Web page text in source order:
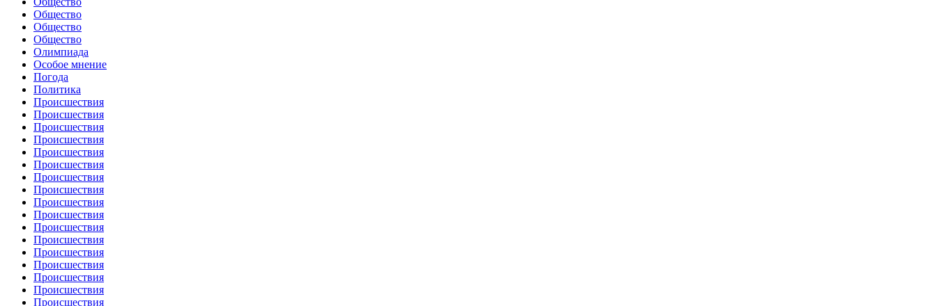
Общество
Общество
Общество
Олимпиада
Особое мнение
Погода
Политика
Происшествия
Происшествия
Происшествия
Происшествия
Происшествия
Происшествия
Происшествия
Происшествия
Происшествия
Происшествия
Происшествия
Происшествия
Происшествия
Происшествия
Происшествия
Происшествия
Происшествия